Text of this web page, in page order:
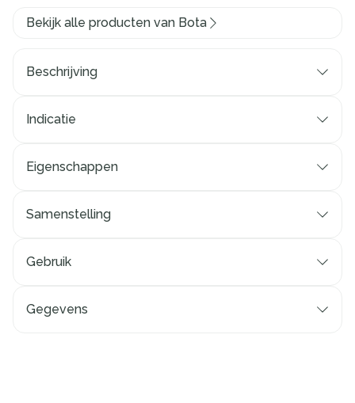
Bekijk alle producten van Bota
Beschrijving
Indicatie
Eigenschappen
Samenstelling
Gebruik
Gegevens